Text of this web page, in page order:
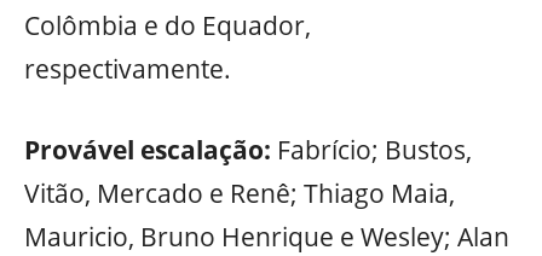
Colômbia e do Equador,
respectivamente.
Provável escalação: Fabrício; Bustos,
Vitão, Mercado e Renê; Thiago Maia,
Mauricio, Bruno Henrique e Wesley; Alan